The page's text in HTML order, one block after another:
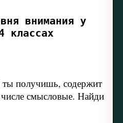
внимания у
классах
получишь, содержит
смысловые. Найди